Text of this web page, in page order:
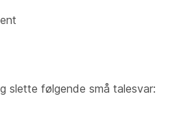
slette følgende små talesvar: